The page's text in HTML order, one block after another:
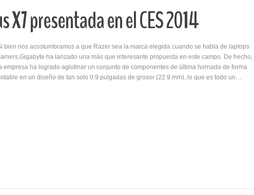
X7 presentada en el CES 2014
bien nos acostumbramos a que Razer sea la marca elegida cuando se habla de laptops
ha lanzado una más que interesante propuesta en este campo. De hecho,
empresa ha logrado aglutinar un conjunto de componentes de última hornada de forma
en un diseño de tan solo 0.9 pulgadas de grosor (22.9 mm), lo que es todo un…